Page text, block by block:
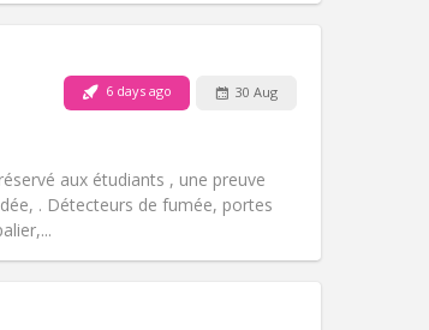
6 days ago 30 Aug
aux étudiants , une preuve
. Détecteurs de fumée, portes
Studious, calm